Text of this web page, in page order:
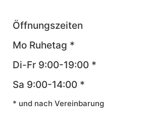
Öffnungszeiten
Mo Ruhetag *
Di-Fr 9:00-19:00 *
Sa 9:00-14:00 *
* und nach Vereinbarung